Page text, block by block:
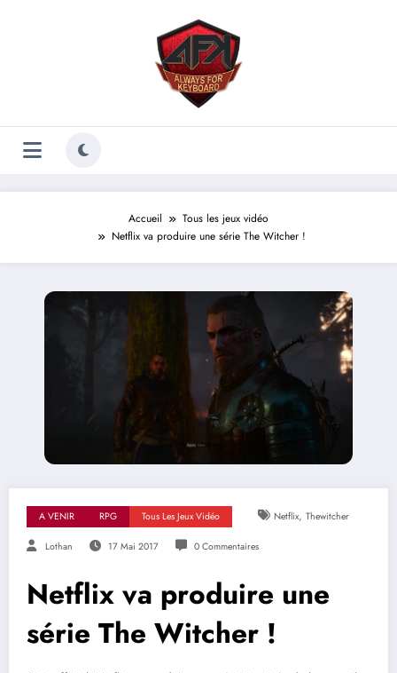
Accueil
Tous les jeux vidéo
Netflix va produire une série The Witcher !
A VENIR RPG Tous Les Jeux Vidéo Netflix, Thewitcher
Lothan 17 Mai 2017 0 Commentaires
Netflix va produire une
série The Witcher !